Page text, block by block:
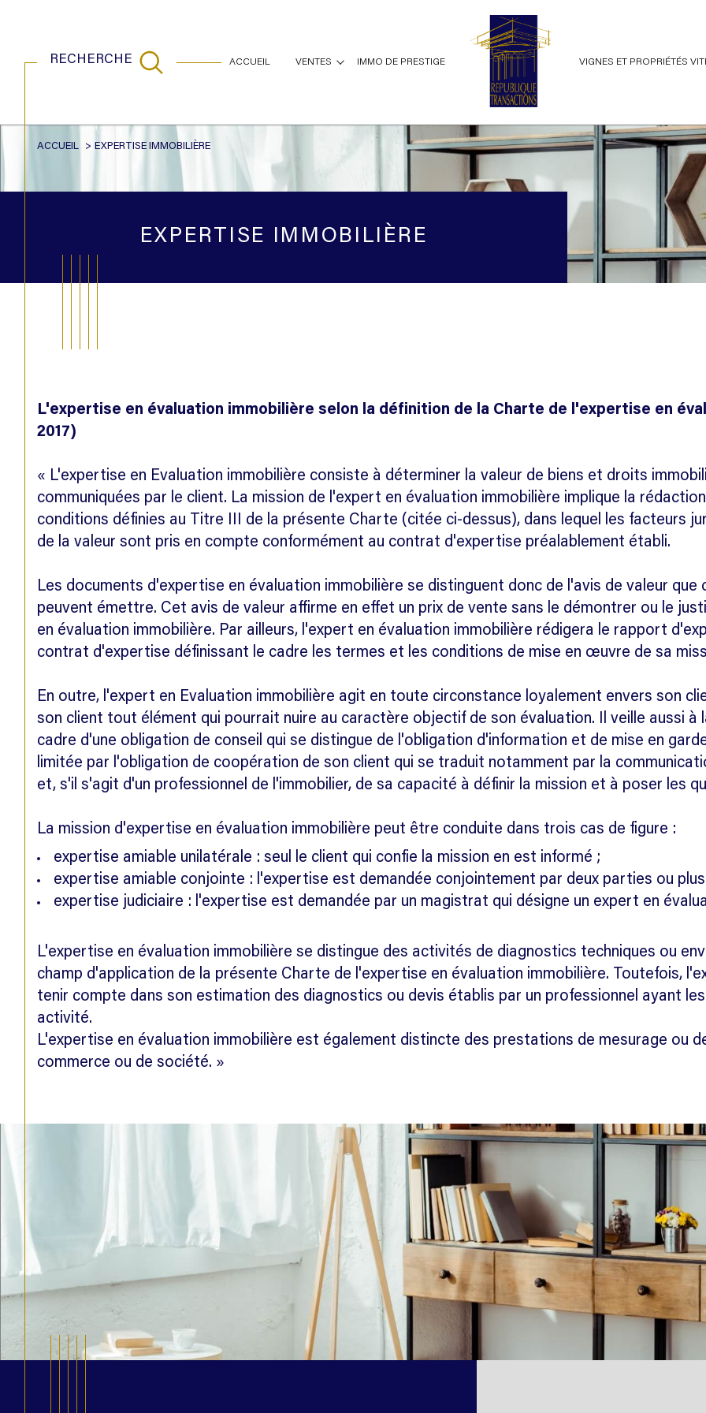
ACCUEIL VENTES
maisons appartements terrains
IMMO DE PRESTIGE VIGNES ET PROPRIÉTÉS
RECHERCHE
Acheter
de l'ancien
voir les62annonces
ACCUEIL EXPERTISE IMMOBILIÈRE
EXPERTISE IMMOBILIÈRE
L'expertise en évaluation immobilière selon la définition de la Charte de l'expertise en
2017)
« L'expertise en Evaluation immobilière consiste à déterminer la valeur de biens et droits
communiquées par le client. La mission de l'expert en évaluation immobilière implique la
conditions définies au Titre III de la présente Charte (citée ci-dessus), dans lequel les facteurs
de la valeur sont pris en compte conformément au contrat d'expertise préalablement établi.
Les documents d'expertise en évaluation immobilière se distinguent donc de l'avis de valeur
peuvent émettre. Cet avis de valeur affirme en effet un prix de vente sans le démontrer ou le
en évaluation immobilière. Par ailleurs, l'expert en évaluation immobilière rédigera le rapport
contrat d'expertise définissant le cadre les termes et les conditions de mise en œuvre de sa
En outre, l'expert en Evaluation immobilière agit en toute circonstance loyalement envers son
son client tout élément qui pourrait nuire au caractère objectif de son évaluation. Il veille aussi à
cadre d'une obligation de conseil qui se distingue de l'obligation d'information et de mise en
limitée par l'obligation de coopération de son client qui se traduit notamment par la
et, s'il s'agit d'un professionnel de l'immobilier, de sa capacité à définir la mission et à poser les
La mission d'expertise en évaluation immobilière peut être conduite dans trois cas de figure :
expertise amiable unilatérale : seul le client qui confie la mission en est informé ;
expertise amiable conjointe : l'expertise est demandée conjointement par deux parties ou
expertise judiciaire : l'expertise est demandée par un magistrat qui désigne un expert en
L'expertise en évaluation immobilière se distingue des activités de diagnostics techniques ou
champ d'application de la présente Charte de l'expertise en évaluation immobilière. Toutefois,
tenir compte dans son estimation des diagnostics ou devis établis par un professionnel ayant
activité.
L'expertise en évaluation immobilière est également distincte des prestations de mesurage ou
commerce ou de société. »